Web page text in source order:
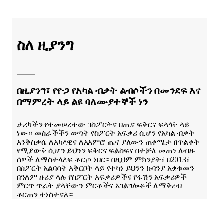
ስለ ዚያንግ
በዚያንግ፣ የዮጋ የአካል ብቃት ልብሶችን በመንደፍ እና
በማምረት ላይ ልዩ ባለሙያተኞች ነን
ታሪካችን የተመሠረተው በስፖርትና በጤና ፍቅርና ፍላጎት ላይ
ነው። መስራችችን ወጣት የስፖርት አፍቃሪ ሲሆን የአካል ብቃት
እንቅስቃሴ ለአካላዊና ለአእምሮ ጤና ያለውን ጠቀሜታ በጥልቀት
የሚያውቅ ሲሆን ይህንን ፍቅርና ፍልስፍና በተቻለ መጠን ለብዙ
ሰዎች ለማስተላለፍ ቆርጦ ነበር። በዚህም ምክንያት፣ በ2013፣
በስፖርት አልባሳት አቅርቦት ላይ የተካነ ይህንን ኩባንያ አቋቁመን
በዓለም ዙሪያ ላሉ የስፖርት አፍቃሪዎችና የፋሽን አፍቃሪዎች
ምርጥ ጥራት ያላቸውን ምርቶችና አገልግሎቶች ለማቅረብ
ቆርጠን ተነስተናል።